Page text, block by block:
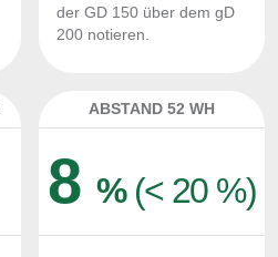
der GD 150 über dem gD
200 notieren.
ABSTAND 52 WH
8 % (< 20 %)